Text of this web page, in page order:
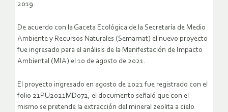
2019.
De acuerdo con la Gaceta Ecológica de la Secretaría de Medio
Ambiente y Recursos Naturales (Semarnat) el nuevo proyecto
fue ingresado para el análisis de la Manifestación de Impacto
Ambiental (MIA) el 10 de agosto de 2021.
El proyecto ingresado en agosto de 2021 fue registrado con el
folio 21PU2021MD072, el documento señaló que con el
mismo se pretende la extracción del mineral zeolita a cielo